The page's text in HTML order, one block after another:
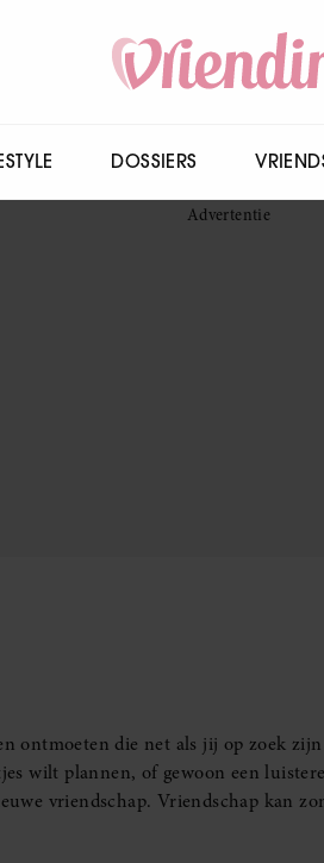
DOSSIERS
ontmoeten die net als jij op zoek
wilt plannen, of gewoon een
vriendschap. Vriendschap kan